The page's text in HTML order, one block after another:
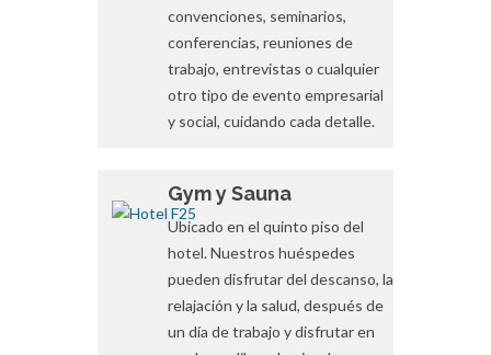
convenciones, seminarios,
conferencias, reuniones de
trabajo, entrevistas o cualquier
otro tipo de evento empresarial
y social, cuidando cada detalle.
Gym y Sauna
Ubicado en el quinto piso del
hotel. Nuestros huéspedes
pueden disfrutar del descanso, la
relajación y la salud, después de
un día de trabajo y disfrutar en